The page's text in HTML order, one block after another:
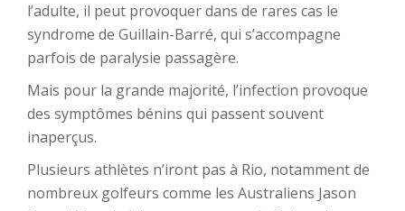
l’adulte, il peut provoquer dans de rares cas le
syndrome de Guillain-Barré, qui s’accompagne
parfois de paralysie passagère.
Mais pour la grande majorité, l’infection provoque
des symptômes bénins qui passent souvent
inaperçus.
Plusieurs athlètes n’iront pas à Rio, notamment de
nombreux golfeurs comme les Australiens Jason